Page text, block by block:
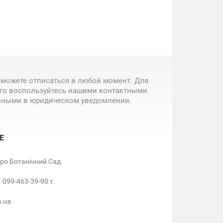
отписаться в любой момент. Для
воспользуйтесь нашими контактными
в юридическом уведомлении.
Ботанічний Сад
463-39-90 т.